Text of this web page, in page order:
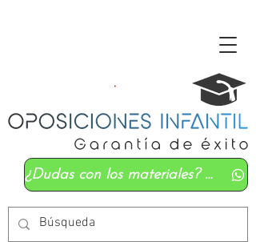
¿Dudas con los materiales? Mándanos un whatsapp